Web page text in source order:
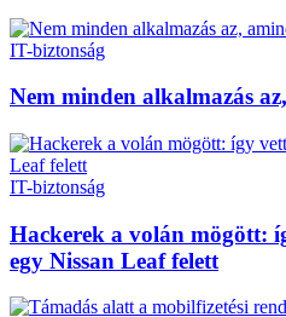
IT-biztonság
Nem minden alkalmazás
IT-biztonság
Hackerek a volán mögött:
egy Nissan Leaf felett